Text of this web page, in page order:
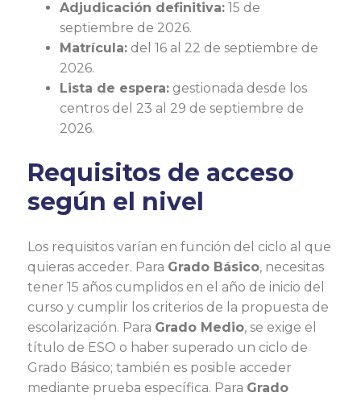
Adjudicación definitiva: 15 de
septiembre de 2026.
Matrícula: del 16 al 22 de septiembre de
2026.
Lista de espera: gestionada desde los
centros del 23 al 29 de septiembre de
2026.
Requisitos de acceso
según el nivel
Los requisitos varían en función del ciclo al que
quieras acceder. Para Grado Básico, necesitas
tener 15 años cumplidos en el año de inicio del
curso y cumplir los criterios de la propuesta de
escolarización. Para Grado Medio, se exige el
título de ESO o haber superado un ciclo de
Grado Básico; también es posible acceder
mediante prueba específica. Para Grado